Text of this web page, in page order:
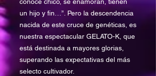
un hijo y fin…”. Pero la descendencia
nacida de este cruce de genéticas, es
nuestra espectacular GELATO-K, que
está destinada a mayores glorias,
superando las expectativas del más
selecto cultivador.